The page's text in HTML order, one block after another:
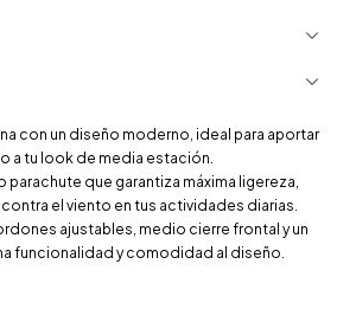
con un diseño moderno, ideal para aportar
a tu look de media estación.
que garantiza máxima ligereza,
el viento en tus actividades diarias.
ajustables, medio cierre frontal y un
funcionalidad y comodidad al diseño.